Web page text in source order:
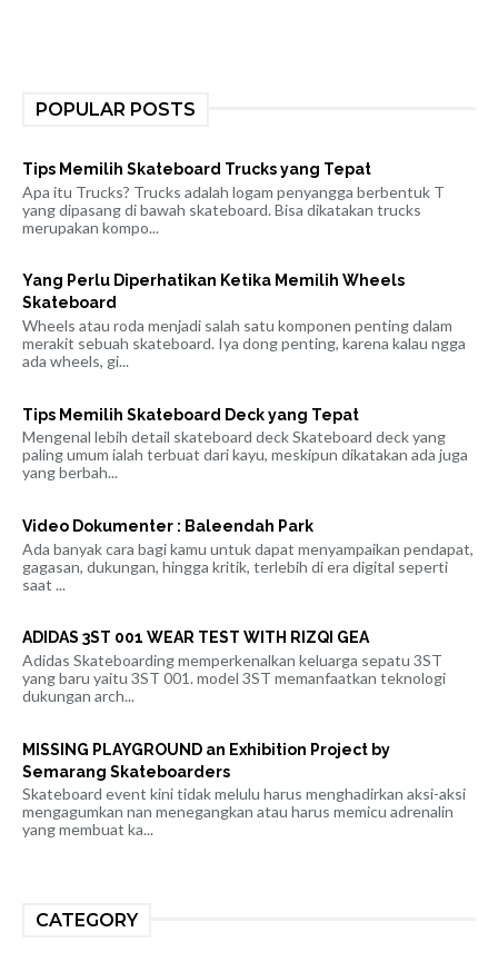
POPULAR POSTS
Tips Memilih Skateboard Trucks yang Tepat
Apa itu Trucks? Trucks adalah logam penyangga berbentuk T
yang dipasang di bawah skateboard. Bisa dikatakan trucks
merupakan kompo...
Yang Perlu Diperhatikan Ketika Memilih Wheels
Skateboard
Wheels atau roda menjadi salah satu komponen penting dalam
merakit sebuah skateboard. Iya dong penting, karena kalau ngga
ada wheels, gi...
Tips Memilih Skateboard Deck yang Tepat
Mengenal lebih detail skateboard deck Skateboard deck yang
paling umum ialah terbuat dari kayu, meskipun dikatakan ada juga
yang berbah...
Video Dokumenter : Baleendah Park
Ada banyak cara bagi kamu untuk dapat menyampaikan pendapat,
gagasan, dukungan, hingga kritik, terlebih di era digital seperti
saat ...
ADIDAS 3ST 001 WEAR TEST WITH RIZQI GEA
Adidas Skateboarding memperkenalkan keluarga sepatu 3ST
yang baru yaitu 3ST 001. model 3ST memanfaatkan teknologi
dukungan arch...
MISSING PLAYGROUND an Exhibition Project by
Semarang Skateboarders
Skateboard event kini tidak melulu harus menghadirkan aksi-aksi
mengagumkan nan menegangkan atau harus memicu adrenalin
yang membuat ka...
CATEGORY